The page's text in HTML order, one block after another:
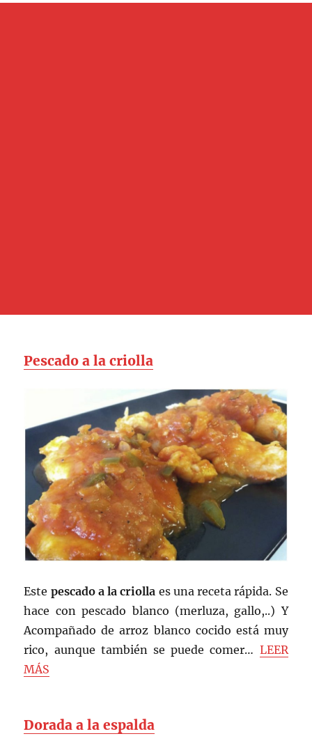
Pescado a la criolla
Este pescado a la criolla es una receta rápida. Se
hace con pescado blanco (merluza, gallo,..) Y
Acompañado de arroz blanco cocido está muy
rico, aunque también se puede comer… LEER
MÁS
Dorada a la espalda